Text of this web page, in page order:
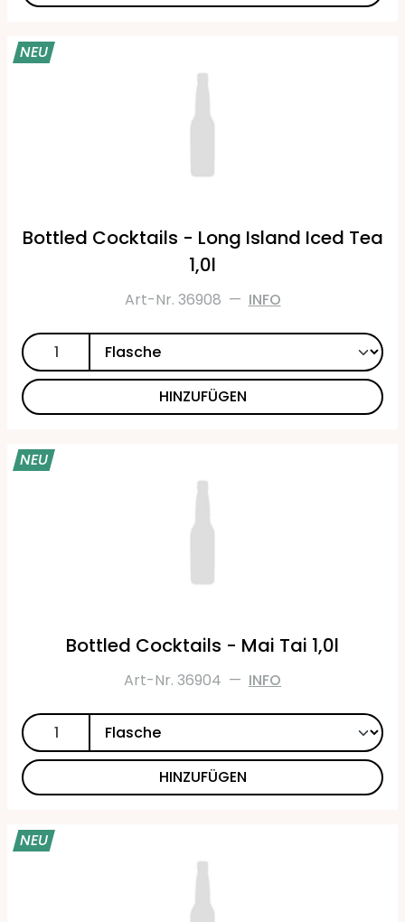
NEU
Bottled Cocktails - Long Island Iced Tea
1,0l
Art-Nr. 36908 — INFO
HINZUFÜGEN
NEU
Bottled Cocktails - Mai Tai 1,0l
Art-Nr. 36904 — INFO
HINZUFÜGEN
NEU